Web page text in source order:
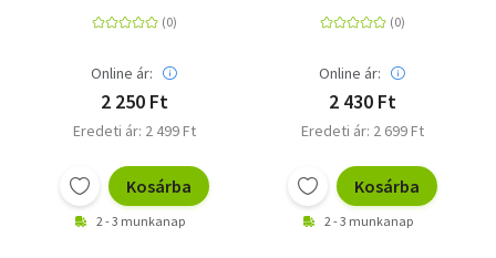
Online ár:
2 250 Ft
Eredeti ár: 2 499 Ft
Kosárba
2 - 3 munkanap
Online ár:
2 430 Ft
Eredeti ár: 2 699 Ft
Kosárba
2 - 3 munkanap